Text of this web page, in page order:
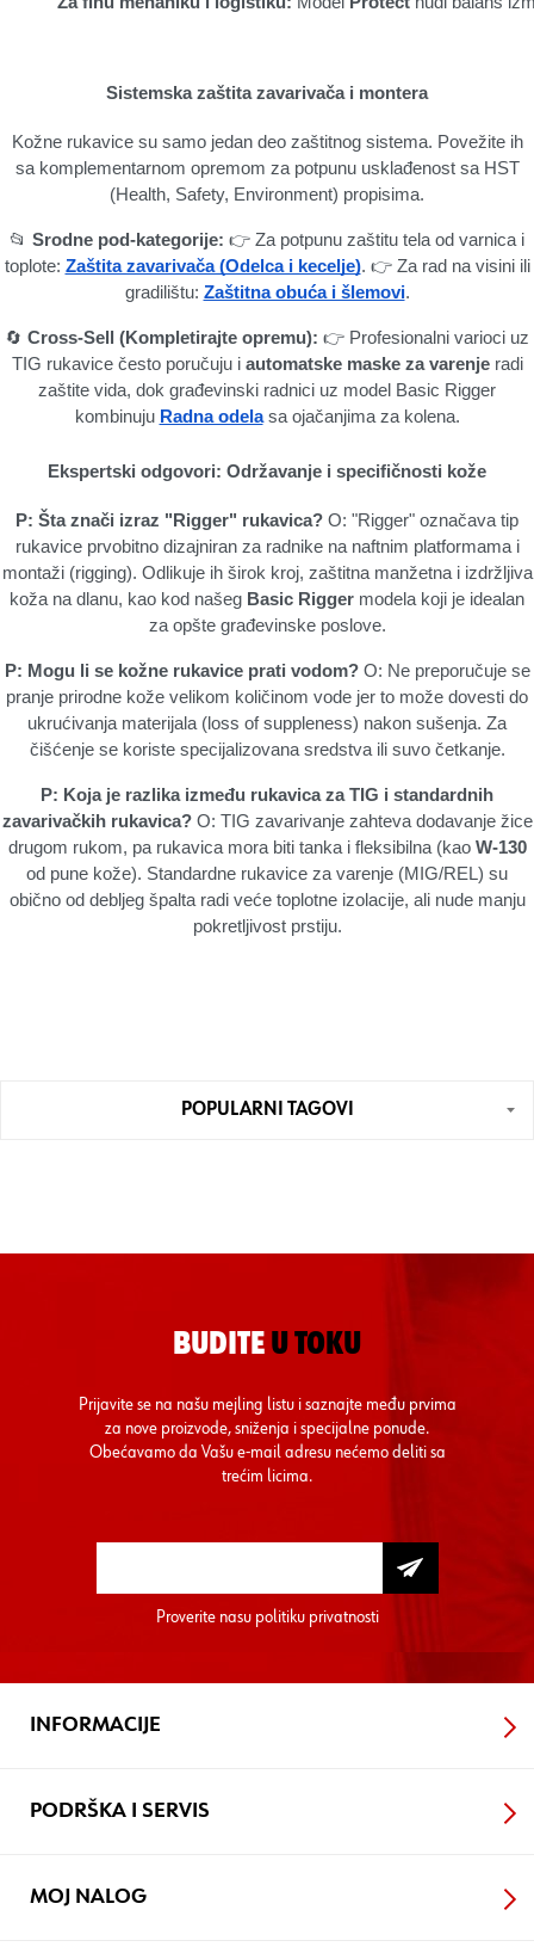
Sistemska zaštita zavarivača i montera
Kožne rukavice su samo jedan deo zaštitnog sistema. Povežite ih
sa komplementarnom opremom za potpunu usklađenost sa HST
(Health, Safety, Environment) propisima.
📂 Srodne pod-kategorije: 👉 Za potpunu zaštitu tela od varnica i
toplote: Zaštita zavarivača (Odelca i kecelje). 👉 Za rad na visini ili
gradilištu: Zaštitna obuća i šlemovi.
🔄 Cross-Sell (Kompletirajte opremu): 👉 Profesionalni varioci uz
TIG rukavice često poručuju i automatske maske za varenjeradi
zaštite vida, dok građevinski radnici uz model Basic Rigger
kombinuju Radna odelasa ojačanjima za kolena.
Ekspertski odgovori: Održavanje i specifičnosti kože
P: Šta znači izraz "Rigger" rukavica? O: "Rigger" označava tip
rukavice prvobitno dizajniran za radnike na naftnim platformama i
montaži (rigging). Odlikuje ih širok kroj, zaštitna manžetna i izdržljiva
koža na dlanu, kao kod našeg Basic Rigger modela koji je idealan
za opšte građevinske poslove.
P: Mogu li se kožne rukavice prati vodom?O: Ne preporučuje se
pranje prirodne kože velikom količinom vode jer to može dovesti do
ukrućivanja materijala (loss of suppleness) nakon sušenja. Za
čišćenje se koriste specijalizovana sredstva ili suvo četkanje.
P: Koja je razlika između rukavica za TIG i standardnih
zavarivačkih rukavica?O: TIG zavarivanje zahteva dodavanje žice
drugom rukom, pa rukavica mora biti tanka i fleksibilna (kao W-130
od pune kože). Standardne rukavice za varenje (MIG/REL) su
obično od debljeg špalta radi veće toplotne izolacije, ali nude manju
pokretljivost prstiju.
POPULARNI TAGOVI
BUDITE U TOKU
Prijavite se na našu mejling listu i saznajte među prvima
za nove proizvode, sniženja i specijalne ponude.
Obećavamo da Vašu e-mail adresu nećemo deliti sa
trećim licima.
Proverite nasu politiku privatnosti
INFORMACIJE
PODRŠKA I SERVIS
MOJ NALOG